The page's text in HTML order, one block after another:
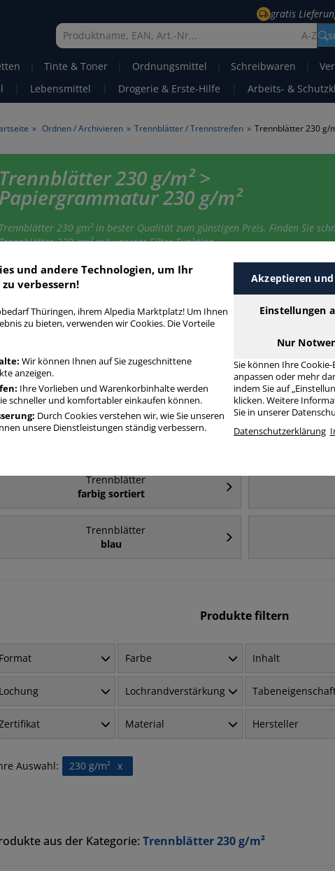
gratis
A-Z
| Tinte & Toner | Ordnungsmittel | Schreibwaren |
| Lebensmittel | Drogerie & Erste-Hilfe | Arbeits- &
» Ordnen / Archivieren » Trennblätter / Trennstreifen » Trennblätter 230 g/
Trennblätter 230 g/m² >
Papiergrammatur 230 g/m²
Trennblätter 230 gm² in bester Qualität zum günstigen Preis. Finden Sie
230 gm² mit unserer Filter-Funktion.
230 g/m²
Häufig gesucht
A4
Trennblätter
Trennblätter
farbig sortiert
Trennblätter
blau
Produkte filtern
Format Farbe Inhalt
Lochung Lochrandverstärkung
Material Hersteller
Auswahl: x
230 g/m²
aus der Kategorie: Trennblätter 230 g/m²
und andere Technologien, um Ihr
verbessern!
Thüringen, ihrem Alpedia Marktplatz! Um Ihnen
zu bieten, verwenden wir Cookies. Die Vorteile
Wir können Ihnen auf Sie zugeschnittene
anzeigen.
Ihre Vorlieben und Warenkorbinhalte werden
schneller und komfortabler einkaufen können.
Durch Cookies verstehen wir, wie Sie unseren
unsere Dienstleistungen ständig verbessern.
Akzeptieren
Einstellungen
Nur
Sie können Ihre
anpassen oder mehr
indem Sie auf
klicken. Weitere
Sie in unserer
Datenschutzerklärung